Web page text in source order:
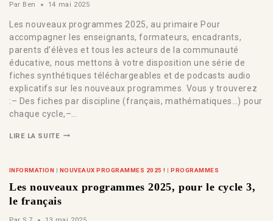
Par Ben 14 mai 2025
Les nouveaux programmes 2025, au primaire Pour
accompagner les enseignants, formateurs, encadrants,
parents d’élèves et tous les acteurs de la communauté
éducative, nous mettons à votre disposition une série de
fiches synthétiques téléchargeables et de podcasts audio
explicatifs sur les nouveaux programmes. Vous y trouverez
:– Des fiches par discipline (français, mathématiques…) pour
chaque cycle,–…
LIRE LA SUITE
INFORMATION | NOUVEAUX PROGRAMMES 2025 ! |PROGRAMMES
Les nouveaux programmes 2025, pour le cycle 3,
le français